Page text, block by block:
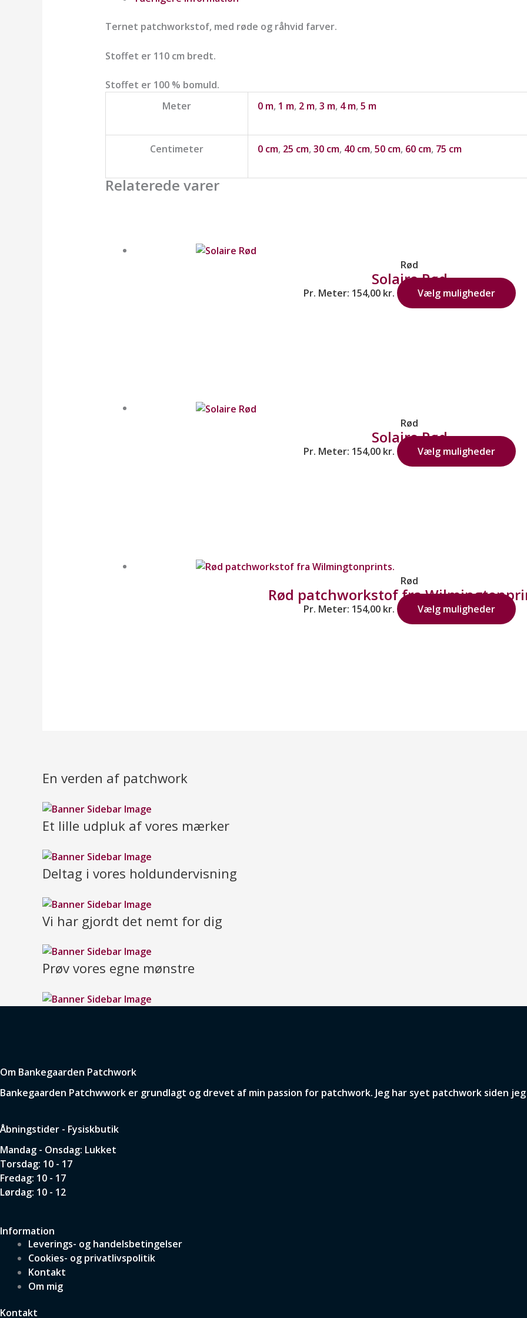
Ternet patchworkstof, med røde og råhvid farver.
Stoffet er 110 cm bredt.
Stoffet er 100 % bomuld.
Meter
0 m, 1 m, 2 m, 3 m, 4 m, 5 m
Centimeter 0 cm, 25 cm, 30 cm, 40 cm, 50 cm, 60 cm, 75 cm
Relaterede varer
Rød
Solaire Rød
Pr. Meter: 154,00 kr. Vælg muligheder
Rød
Solaire Rød
Pr. Meter: 154,00 kr. Vælg muligheder
Rød
Rød patchworkstof fra
Pr. Meter: 154,00 kr. Vælg muligheder
En verden af patchwork
Et lille udpluk af vores mærker
Deltag i vores holdundervisning
Vi har gjordt det nemt for dig
Prøv vores egne mønstre
Om Bankegaarden Patchwork
Bankegaarden Patchwwork er grundlagt og drevet af min passion for patchwork. Jeg har syet patchwork siden
Åbningstider - Fysiskbutik
Mandag - Onsdag: Lukket
Torsdag: 10 - 17
Fredag: 10 - 17
Lørdag: 10 - 12
Information
Leverings- og handelsbetingelser
Cookies- og privatlivspolitik
Kontakt
Om mig
Kontakt